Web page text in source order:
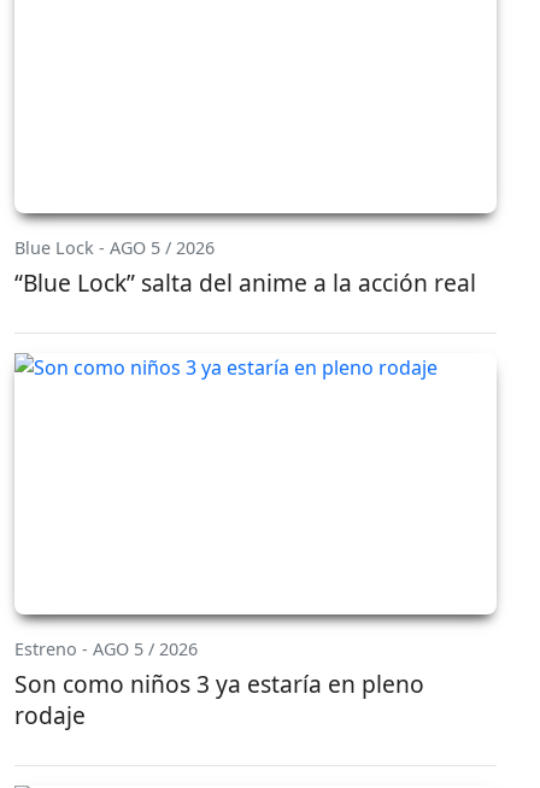
Blue Lock - AGO 5 / 2026
“Blue Lock” salta del anime a la acción real
Estreno - AGO 5 / 2026
Son como niños 3 ya estaría en pleno
rodaje